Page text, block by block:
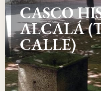
CASCO
ALCALÁ
CALLE)